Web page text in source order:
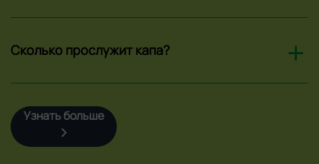
Сколько прослужит капа?
Узнать больше